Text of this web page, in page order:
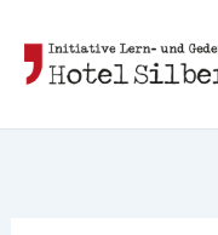
Inhalt
springen